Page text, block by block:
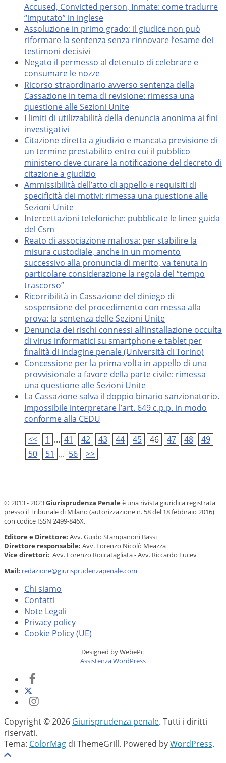
Accused, Convicted person, Inmate: come tradurre
“imputato” in inglese
Assoluzione in primo grado: il giudice non può
riformare la sentenza senza rinnovare l’esame dei
testimoni decisivi
Negato il permesso al detenuto di celebrare e
consumare le nozze
Ricorso straordinario avverso sentenza della
Cassazione in tema di revisione: rimessa una
questione alle Sezioni Unite
I limiti di utilizzabilità della denuncia anonima ai fini
investigativi
Citazione diretta a giudizio e mancata previsione di
un termine prestabilito entro cui il pubblico
ministero deve curare la notificazione del decreto di
citazione a giudizio
Ammissibilità dell’atto di appello e requisiti di
specificità dei motivi: rimessa una questione alle
Sezioni Unite
Intercettazioni telefoniche: pubblicate le linee guida
del Csm
Reato di associazione mafiosa: per stabilire la
misura custodiale, anche in un momento
successivo alla pronuncia di merito, va tenuta in
particolare considerazione la regola del “tempo
trascorso”
Ricorribilità in Cassazione del diniego di
sospensione del procedimento con messa alla
prova: la sentenza delle Sezioni Unite
Denuncia dei rischi connessi all’installazione occulta
di virus informatici su smartphone e tablet per
finalità di indagine penale (Università di Torino)
Concessione per la prima volta in appello di una
provvisionale a favore della parte civile: rimessa
una questione alle Sezioni Unite
La Cassazione salva il doppio binario sanzionatorio.
Impossibile interpretare l’art. 649 c.p.p. in modo
conforme alla CEDU
<<
1 ... 41 42 43 44 45 46 47 48
49
50
51 ... 56 >>
© 2013 - 2023Giurisprudenza Penale è una rivista giuridica registrata
presso il Tribunale di Milano (autorizzazione n. 58 del 18 febbraio 2016)
con codice ISSN 2499-846X.
Editore e Direttore: Avv. Guido Stampanoni Bassi
Direttore responsabile: Avv. Lorenzo Nicolò Meazza
Vice direttori: Avv. Lorenzo Roccatagliata - Avv. Riccardo Lucev
Mail: redazione@giurisprudenzapenale.com
Chi siamo
Contatti
Note Legali
Privacy policy
Cookie Policy (UE)
Designed by WebePc
Assistenza WordPress
Copyright © 2026 Giurisprudenza penale. Tutti i diritti
riservati.
Tema: ColorMag di ThemeGrill. Powered byWordPress.